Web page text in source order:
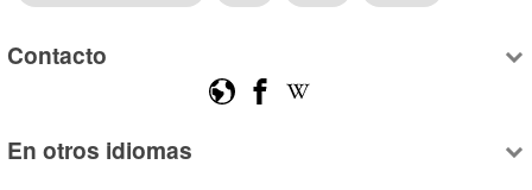
Contacto
En otros idiomas